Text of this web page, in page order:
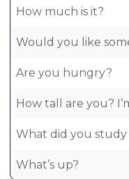
How much is it?
Would you like
Are you hungry?
How tall are you?
What did you study
What’s up?